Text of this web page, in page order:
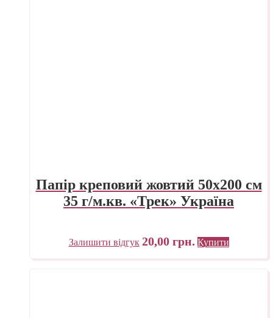
Папір креповий жовтий 50х200 см
35 г/м.кв. «Трек» Україна
Залишити відгук 20,00 грн. Купити